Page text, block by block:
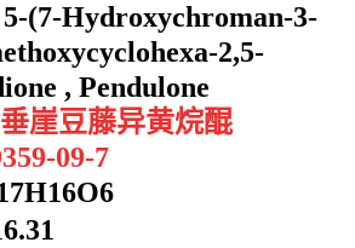
5-(7-Hydroxychroman-3-
2,5-
, Pendulone
垂崖豆藤异黄烷醌
09-7